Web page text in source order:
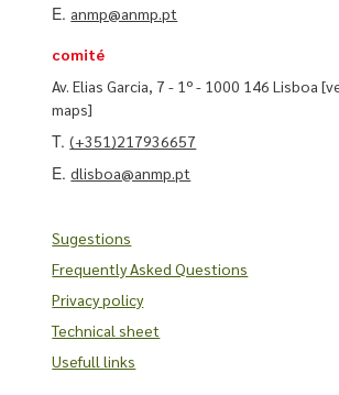
E. anmp@anmp.pt
comité
Av. Elias Garcia, 7 - 1º - 1000 146 Lisboa
maps]
T.(+351)217936657
E.dlisboa@anmp.pt
Sugestions
Frequently Asked Questions
Privacy policy
Technical sheet
Usefull links